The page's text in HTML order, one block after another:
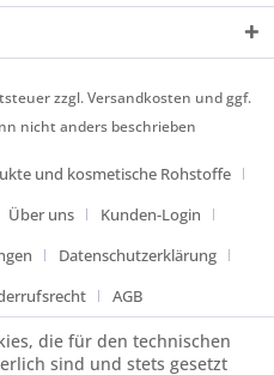
zu Hause aus zu
mit Ihnen zusammen
so Ihre Bestellung
beim stöbern
zzgl.Versandkosten und ggf.
nicht anders beschrieben
und kosmetische Rohstoffe
Über uns
Kunden-Login
Datenschutzerklärung
AGB
die für den technischen
sind und stets gesetzt